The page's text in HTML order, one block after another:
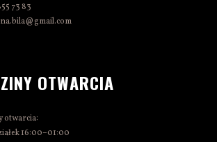
73 83
OTWARCIA
otwarcia:
16:00–01:00